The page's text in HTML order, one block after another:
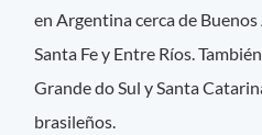
en Argentina cerca de
Santa Fe y Entre Ríos.
Grande do Sul y Santa
brasileños.